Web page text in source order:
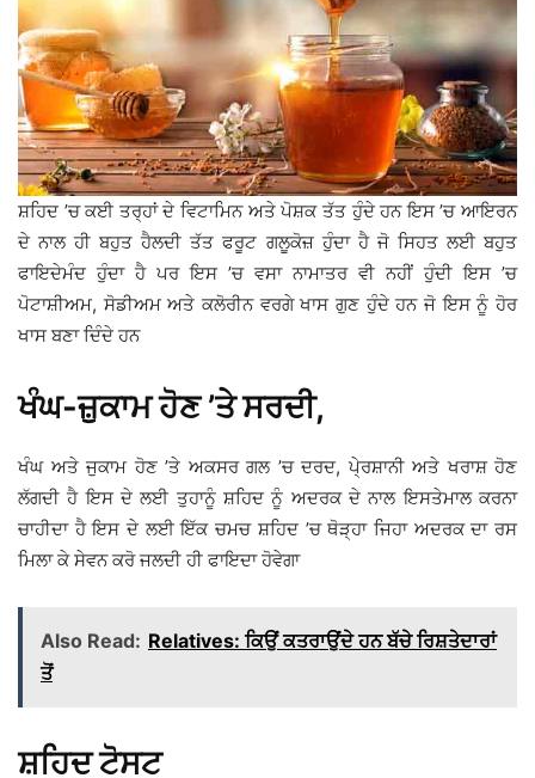
ਸ਼ਹਿਦ ’ਚ ਕਈ ਤਰ੍ਹਾਂ ਦੇ ਵਿਟਾਮਿਨ ਅਤੇ ਪੋਸ਼ਕ ਤੱਤ ਹੁੰਦੇ ਹਨ ਇਸ ’ਚ ਆਇਰਨ
ਦੇ ਨਾਲ ਹੀ ਬਹੁਤ ਹੈਲਦੀ ਤੱਤ ਫਰੂਟ ਗਲੂਕੋਜ਼ ਹੁੰਦਾ ਹੈ ਜੋ ਸਿਹਤ ਲਈ ਬਹੁਤ
ਫਾਇਦੇਮੰਦ ਹੁੰਦਾ ਹੈ ਪਰ ਇਸ ’ਚ ਵਸਾ ਨਾਮਾਤਰ ਵੀ ਨਹੀਂ ਹੁੰਦੀ ਇਸ ’ਚ
ਪੋਟਾਸ਼ੀਅਮ, ਸੋਡੀਅਮ ਅਤੇ ਕਲੋਰੀਨ ਵਰਗੇ ਖਾਸ ਗੁਣ ਹੁੰਦੇ ਹਨ ਜੋ ਇਸ ਨੂੰ ਹੋਰ
ਖਾਸ ਬਣਾ ਦਿੰਦੇ ਹਨ
ਖੰਘ-ਜ਼ੁਕਾਮ ਹੋਣ ’ਤੇ ਸਰਦੀ,
ਖੰਘ ਅਤੇ ਜੁਕਾਮ ਹੋਣ ’ਤੇ ਅਕਸਰ ਗਲ ’ਚ ਦਰਦ, ਪੇ੍ਰਸ਼ਾਨੀ ਅਤੇ ਖਰਾਸ਼ ਹੋਣ
ਲੱਗਦੀ ਹੈ ਇਸ ਦੇ ਲਈ ਤੁਹਾਨੂੰ ਸ਼ਹਿਦ ਨੂੰ ਅਦਰਕ ਦੇ ਨਾਲ ਇਸਤੇਮਾਲ ਕਰਨਾ
ਚਾਹੀਦਾ ਹੈ ਇਸ ਦੇ ਲਈ ਇੱਕ ਚਮਚ ਸ਼ਹਿਦ ’ਚ ਥੋੜ੍ਹਾ ਜਿਹਾ ਅਦਰਕ ਦਾ ਰਸ
ਮਿਲਾ ਕੇ ਸੇਵਨ ਕਰੋ ਜਲਦੀ ਹੀ ਫਾਇਦਾ ਹੋਵੇਗਾ
Also Read: Relatives: ਕਿਉਂ ਕਤਰਾਉਂਦੇ ਹਨ ਬੱਚੇ ਰਿਸ਼ਤੇਦਾਰਾਂ
ਤੋਂ
ਸ਼ਹਿਦ ਟੋਸਟ